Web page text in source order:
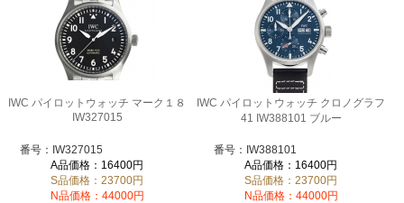
IWC パイロットウォッチ マーク１８
IW327015
番号：IW327015
A品価格：16400円
S品価格：23700円
N品価格：44000円
IWC パイロットウォッチ クロノグラフ
41 IW388101 ブルー
番号：IW388101
A品価格：16400円
S品価格：23700円
N品価格：44000円